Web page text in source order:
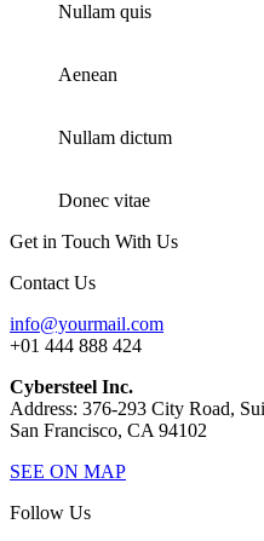
Nullam quis
Aenean
Nullam dictum
Donec vitae
Get in Touch With Us
Contact Us
info@yourmail.com
+01 444 888 424
Cybersteel Inc.
Address: 376-293 City Road,
San Francisco, CA 94102
SEE ON MAP
Follow Us